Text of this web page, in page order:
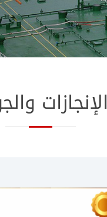
​​الإنجازات